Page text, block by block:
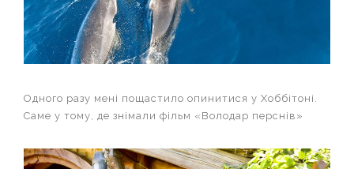
Одного разу мені пощастило опинитися у Хоббітоні.
Саме у тому, де знімали фільм «Володар перснів»